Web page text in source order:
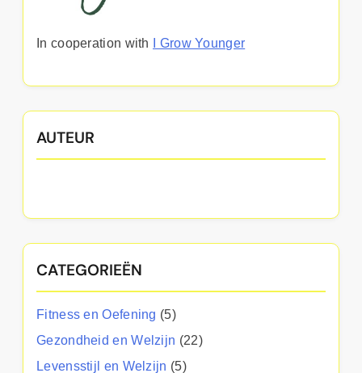
In cooperation with I Grow Younger
AUTEUR
CATEGORIEËN
Fitness en Oefening (5)
Gezondheid en Welzijn (22)
Levensstijl en Welzijn (5)